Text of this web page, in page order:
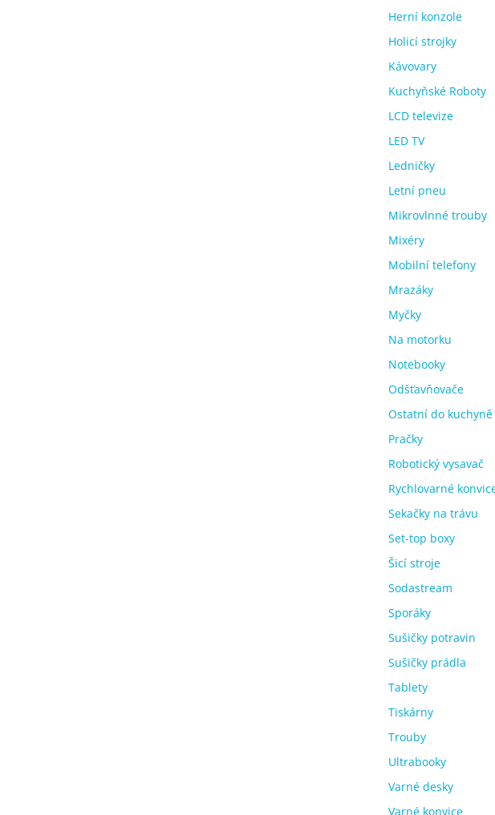
Herní konzole
Holicí strojky
Kávovary
Kuchyňské Roboty
LCD televize
LED TV
Ledničky
Letní pneu
Mikrovlnné trouby
Mixéry
Mobilní telefony
Mrazáky
Myčky
Na motorku
Notebooky
Odšťavňovače
Ostatní do kuchyně
Pračky
Robotický vysavač
Rychlovarné
Sekačky na trávu
Set-top boxy
Šicí stroje
Sodastream
Sporáky
Sušičky potravin
Sušičky prádla
Tablety
Tiskárny
Trouby
Ultrabooky
Varné desky
Varné konvice